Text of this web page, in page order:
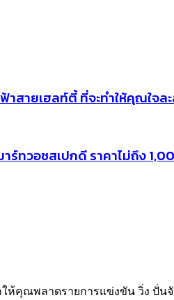
าสายเฮลท์ตี้ ที่จะทำให้คุณใจล
ร์ทวอชสเปกดี ราคาไม่ถึง
ให้คุณพลาดรายการแข่งขัน วิ่ง ปั่น